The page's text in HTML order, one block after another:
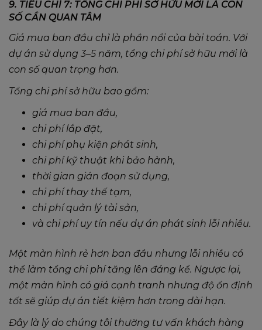
9. TIÊU CHÍ 7: TỔNG CHI PHÍ SỞ HỮU MỚI LÀ CON
SỐ CẦN QUAN TÂM
Giá mua ban đầu chỉ là phần nổi của bài toán. Với
dự án sử dụng 3–5 năm, tổng chi phí sở hữu mới là
con số quan trọng hơn.
Tổng chi phí sở hữu bao gồm:
giá mua ban đầu,
chi phí lắp đặt,
chi phí phụ kiện phát sinh,
chi phí kỹ thuật khi bảo hành,
thời gian gián đoạn sử dụng,
chi phí thay thế tạm,
chi phí quản lý tài sản,
và chi phí uy tín nếu dự án phát sinh lỗi nhiều.
Một màn hình rẻ hơn ban đầu nhưng lỗi nhiều có
thể làm tổng chi phí tăng lên đáng kể. Ngược lại,
một màn hình có giá cạnh tranh nhưng độ ổn định
tốt sẽ giúp dự án tiết kiệm hơn trong dài hạn.
Đây là lý do chúng tôi thường tư vấn khách hàng